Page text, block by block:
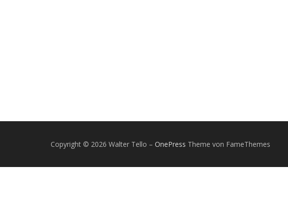
Copyright © 2026 Walter Tello – OnePress Theme von FameThemes